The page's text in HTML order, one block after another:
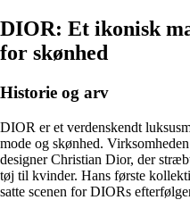
DIOR: Et ikonisk
for skønhed
Historie og arv
DIOR er et verdenskendt
mode og skønhed.
designer Christian Dior, der
tøj til kvinder. Hans første
satte scenen for DIORs